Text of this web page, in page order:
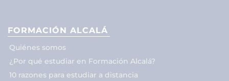
FORMACIÓN ALCALÁ
Quiénes somos
¿Por qué estudiar en Formación Alcalá?
10 razones para estudiar a distancia